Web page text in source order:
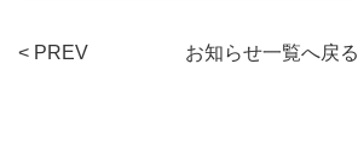
< PREV お知らせ一覧へ戻る